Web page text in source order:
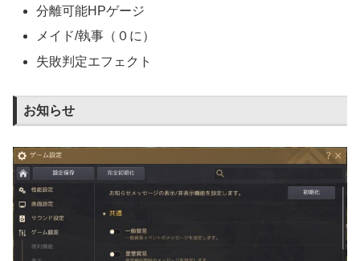
分離可能HPゲージ
メイド/執事（０に）
失敗判定エフェクト
お知らせ